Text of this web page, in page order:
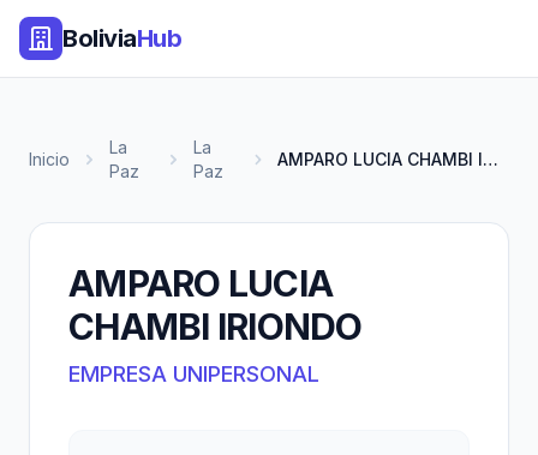
BoliviaHub
Inicio
La
Paz
La
Paz
AMPARO LUCIA CHAMBI IRIONDO
AMPARO LUCIA
CHAMBI IRIONDO
EMPRESA UNIPERSONAL